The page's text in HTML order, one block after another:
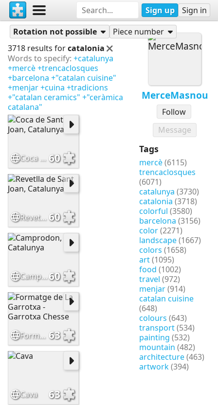
Sign up Sign in
MerceMasnou
Follow
Message
Tags
mercè(6115)
trencaclosques
(6071)
catalunya (3730)
catalonia (3718)
colorful (3580)
barcelona (3156)
color(2271)
landscape(1667)
colors (1658)
art(1095)
food (1002)
travel (972)
menjar(914)
catalan cuisine
(648)
colours (643)
transport(534)
painting (532)
mountain (482)
architecture(463)
artwork(394)
MerceMasnou
Puzzles
Rotation not possible
Piece number
3718 results forcatalonia
Words to specify: +catalunya
+mercè+trencaclosques
+barcelona +"catalan cuisine"
+menjar+cuina +tradicions
+"catalan ceramics" +"ceràmica
catalana"
Coca de Sant Joan, Catalunya 60
Revetlla de Sant Joan, Catalunya60
Camprodon, Catalunya60
Formatge de La Garrotxa - Garrotxa Chesse 63
Cava 63